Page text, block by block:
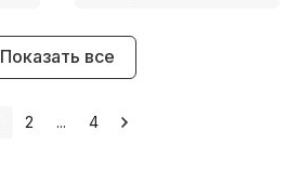
Показать все
2 ... 4